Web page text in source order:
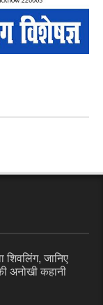
शिवलिंग, जानिए
अनोखी कहानी